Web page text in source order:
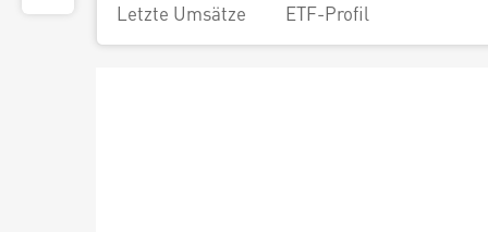
Letzte Umsätze ETF-Profil